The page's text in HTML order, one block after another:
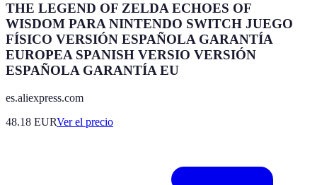
THE LEGEND OF ZELDA ECHOES OF
WISDOM PARA NINTENDO SWITCH JUEGO
FÍSICO VERSIÓN ESPAÑOLA GARANTÍA
EUROPEA SPANISH VERSIO VERSIÓN
ESPAÑOLA GARANTÍA EU
es.aliexpress.com
48.18 EURVer el precio